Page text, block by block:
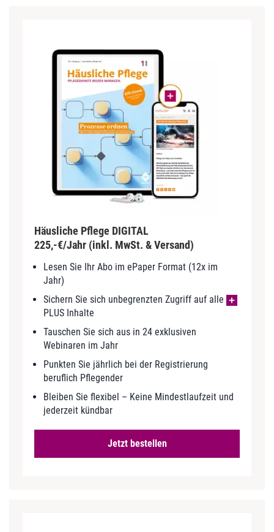
Häusliche Pflege DIGITAL
225,-€/Jahr (inkl. MwSt. & Versand)
Lesen Sie Ihr Abo im ePaper Format (12x im
Jahr)
Sichern Sie sich unbegrenzten Zugriff auf alle
PLUS Inhalte
Tauschen Sie sich aus in 24 exklusiven
Webinaren im Jahr
Punkten Sie jährlich bei der Registrierung
beruflich Pflegender
Bleiben Sie flexibel – Keine Mindestlaufzeit und
jederzeit kündbar
Jetzt bestellen